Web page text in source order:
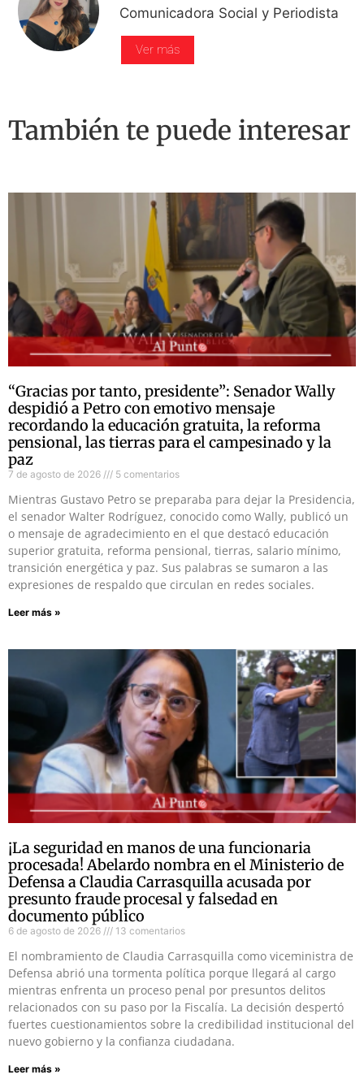
Comunicadora Social y Periodista
Ver más
También te puede interesar
“Gracias por tanto, presidente”: Senador Wally
despidió a Petro con emotivo mensaje
recordando la educación gratuita, la reforma
pensional, las tierras para el campesinado y la
paz
7 de agosto de 2026 5 comentarios
Mientras Gustavo Petro se preparaba para dejar la Presidencia,
el senador Walter Rodríguez, conocido como Wally, publicó un
o mensaje de agradecimiento en el que destacó educación
superior gratuita, reforma pensional, tierras, salario mínimo,
transición energética y paz. Sus palabras se sumaron a las
expresiones de respaldo que circulan en redes sociales.
Leer más »
¡La seguridad en manos de una funcionaria
procesada! Abelardo nombra en el Ministerio de
Defensa a Claudia Carrasquilla acusada por
presunto fraude procesal y falsedad en
documento público
6 de agosto de 2026 13 comentarios
El nombramiento de Claudia Carrasquilla como viceministra de
Defensa abrió una tormenta política porque llegará al cargo
mientras enfrenta un proceso penal por presuntos delitos
relacionados con su paso por la Fiscalía. La decisión despertó
fuertes cuestionamientos sobre la credibilidad institucional del
nuevo gobierno y la confianza ciudadana.
Leer más »